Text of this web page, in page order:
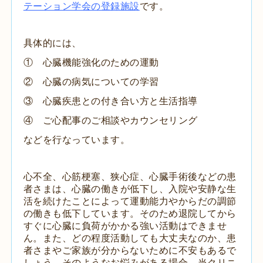
テーション学会の登録施設です。
具体的には、
① 心臓機能強化のための運動
② 心臓の病気についての学習
③ 心臓疾患との付き合い方と生活指導
④ ご心配事のご相談やカウンセリング
などを行なっています。
心不全、心筋梗塞、狭心症、心臓手術後などの患
者さまは、心臓の働きが低下し、入院や安静な生
活を続けたことによって運動能力やからだの調節
の働きも低下しています。そのため退院してから
すぐに心臓に負荷がかかる強い活動はできませ
ん。また、どの程度活動しても大丈夫なのか、患
者さまやご家族が分からないために不安もあるで